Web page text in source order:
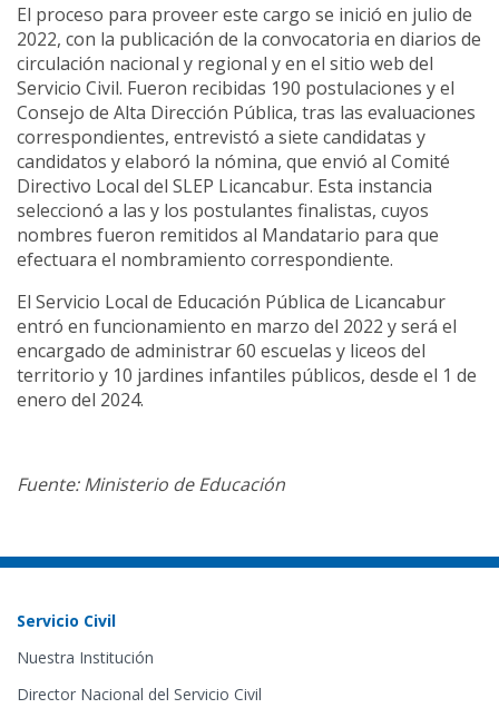
El proceso para proveer este cargo se inició en julio de
2022, con la publicación de la convocatoria en diarios de
circulación nacional y regional y en el sitio web del
Servicio Civil. Fueron recibidas 190 postulaciones y el
Consejo de Alta Dirección Pública, tras las evaluaciones
correspondientes, entrevistó a siete candidatas y
candidatos y elaboró la nómina, que envió al Comité
Directivo Local del SLEP Licancabur. Esta instancia
seleccionó a las y los postulantes finalistas, cuyos
nombres fueron remitidos al Mandatario para que
efectuara el nombramiento correspondiente.
El Servicio Local de Educación Pública de Licancabur
entró en funcionamiento en marzo del 2022 y será el
encargado de administrar 60 escuelas y liceos del
territorio y 10 jardines infantiles públicos, desde el 1 de
enero del 2024.
Fuente: Ministerio de Educación
Servicio Civil
Nuestra Institución
Director Nacional del Servicio Civil